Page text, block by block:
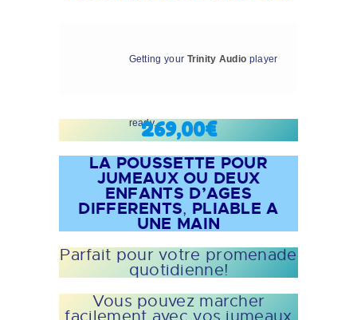
Getting your Trinity Audio player
ready...
269,00€
LA POUSSETTE POUR
JUMEAUX OU DEUX
ENFANTS D’AGES
DIFFERENTS, PLIABLE A
UNE MAIN
Parfait pour votre promenade
quotidienne!
Vous pouvez marcher